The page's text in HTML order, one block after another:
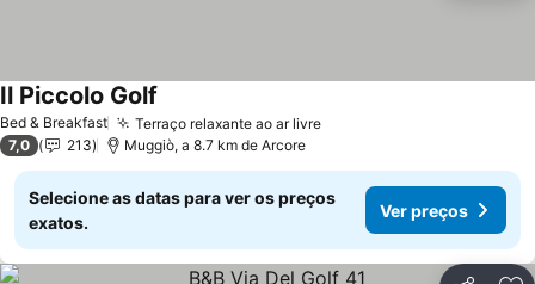
Bed & Breakfast Terraço relaxante ao ar livreVer preços
Il Piccolo Golf
7,0 213 Muggiò, a 8.7 km de Arcore
Selecione as datas para ver os preços
exatos.
Ver preços